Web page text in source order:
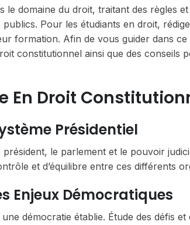
domaine du droit, traitant des règles
Pour les étudiants en droit,
formation. Afin de vous guider dans
constitutionnel ainsi que des conseils
En Droit
Présidentiel
le parlement et le pouvoir
et d’équilibre entre ces différents
Enjeux Démocratiques
démocratie établie. Étude des défis et